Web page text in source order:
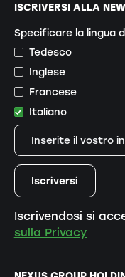
ISCRIVERSI ALLA
Specificare la lingua
Tedesco
Inglese
Francese
Italiano
Iscrivendosi si
sulla Privacy